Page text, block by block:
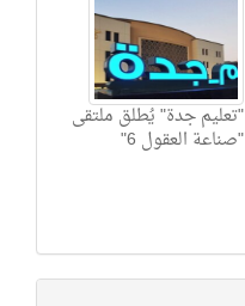
"تعليم جدة" يُطلق ملتقى
"صناعة العقول 6"